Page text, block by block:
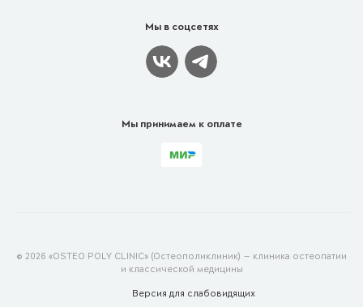
Мы в соцсетях
Мы принимаем к оплате
© 2026 «OSTEO POLY CLINIC» (Остеополиклиник) — клиника остеопатии
и классической медицины
Версия для слабовидящих